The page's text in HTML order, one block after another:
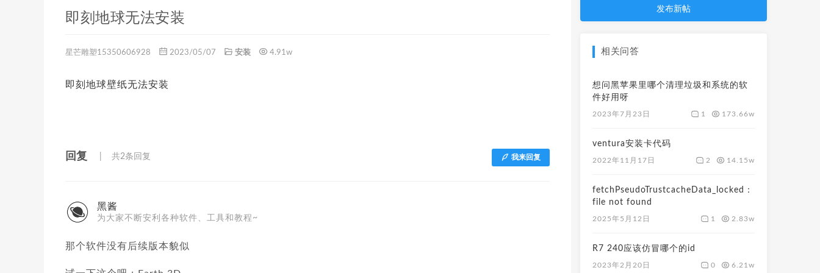
即刻地球无法安装
星芒雕塑15350606928 2023/05/07 安装 4.91w
即刻地球壁纸无法安装
回复 共2条回复 我来回复
黑酱
为大家不断安利各种软件、工具和教程~
那个软件没有后续版本貌似
发布新帖
相关问答
想问黑苹果里哪个清理垃圾和系统的软
件好用呀
2023年7月23日 1 173.66w
ventura安装卡代码
2022年11月17日 2 14.15w
fetchPseudoTrustcacheData_locked：
file not found
2025年5月12日 1 2.83w
R7 240应该仿冒哪个的id
2023年2月20日 0 6.21w